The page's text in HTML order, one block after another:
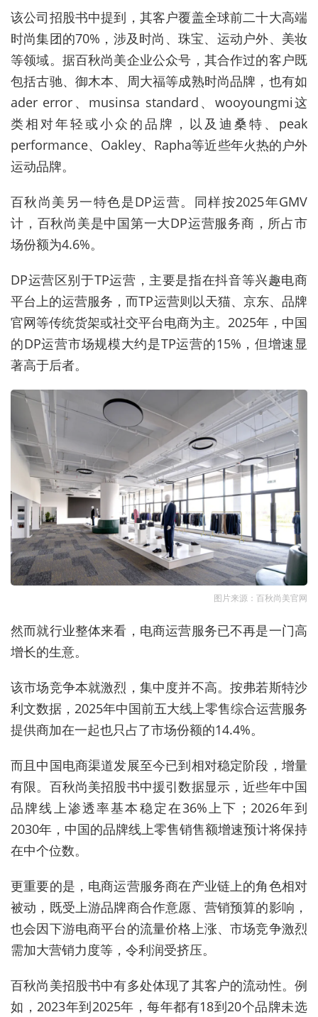
该公司招股书中提到，其客户覆盖全球前二十大高端
时尚集团的70%，涉及时尚、珠宝、运动户外、美妆
等领域。 据百秋尚美企业公众号，其合作过的客户既
包括古驰、御木本、周大福等成熟时尚品牌，也有如
ader error、musinsa standard、wooyoungmi这
类相对年轻或小众的品牌，以及迪桑特、peak
performance、Oakley、Rapha等近些年火热的户外
运动品牌。
百秋尚美另一特色是DP运营。同样按2025年GMV
计，百秋尚美是中国第一大DP运营服务商，所占市
场份额为4.6%。
DP运营区别于TP运营，主要是指在抖音等兴趣电商
平台上的运营服务，而TP运营则以天猫、京东、品牌
官网等传统货架或社交平台电商为主。2025年，中国
的DP运营市场规模大约是TP运营的15%，但增速显
著高于后者。
图片来源：百秋尚美官网
然而就行业整体来看， 电商运营服务已不再是一门高
增长的生意。
该市场竞争本就激烈，集中度并不高。按弗若斯特沙
利文数据，2025年中国前五大线上零售综合运营服务
提供商加在一起也只占了市场份额的14.4%。
而且中国电商渠道发展至今已到相对稳定阶段，增量
有限。百秋尚美招股书中援引数据显示，近些年中国
品牌线上渗透率基本稳定在36%上下；2026年到
2030年，中国的品牌线上零售销售额增速预计将保持
在中个位数。
更重要的是，电商运营服务商在产业链上的角色相对
被动，既受 上游品牌商合作意愿、营销预算的影响，
也会因下游电商平台的流量价格上涨、市场竞争激烈
需加大营销力度等，令利润受挤压。
百秋尚美招股书中有多处体现了其客户的流动性。例
如，2023年到2025年，每年都有18到20个品牌未选